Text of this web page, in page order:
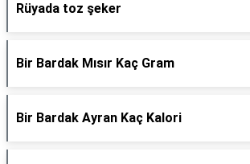
Rüyada toz şeker
Bir Bardak Mısır Kaç Gram
Bir Bardak Ayran Kaç Kalori